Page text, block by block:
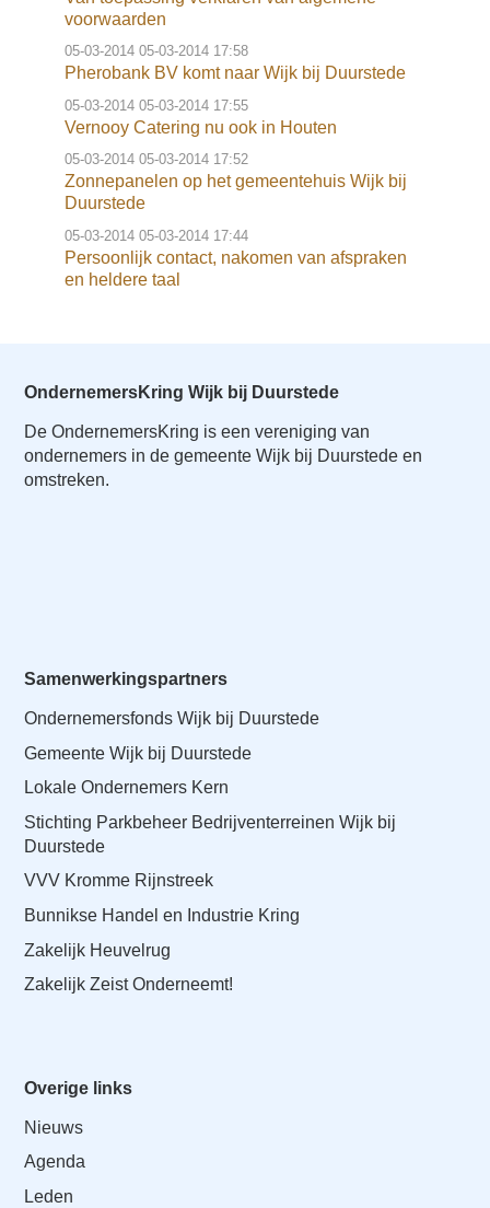
voorwaarden
05-03-201405-03-2014 17:58
Pherobank BV komt naar Wijk bij Duurstede
05-03-201405-03-2014 17:55
Vernooy Catering nu ook in Houten
05-03-201405-03-2014 17:52
Zonnepanelen op het gemeentehuis Wijk bij
Duurstede
05-03-201405-03-2014 17:44
Persoonlijk contact, nakomen van afspraken
en heldere taal
OndernemersKring Wijk bij Duurstede
De OndernemersKring is een vereniging van
ondernemers in de gemeente Wijk bij Duurstede en
omstreken.
Samenwerkingspartners
Ondernemersfonds Wijk bij Duurstede
Gemeente Wijk bij Duurstede
Lokale Ondernemers Kern
Stichting Parkbeheer Bedrijventerreinen Wijk bij
Duurstede
VVV Kromme Rijnstreek
Bunnikse Handel en Industrie Kring
Zakelijk Heuvelrug
Zakelijk Zeist Onderneemt!
Overige links
Nieuws
Agenda
Leden